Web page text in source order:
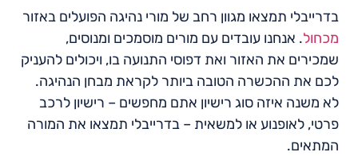
בדרייבלי תמצאו מגוון רחב של מורי נהיגה הפועלים באזור
מכחול. אנחנו עובדים עם מורים מוסמכים ומנוסים,
שמכירים את האזור ואת דפוסי התנועה בו, ויכולים להעניק
לכם את ההכשרה הטובה ביותר לקראת מבחן הנהיגה.
לא משנה איזה סוג רישיון אתם מחפשים – רישיון לרכב
פרטי, לאופנוע או למשאית – בדרייבלי תמצאו את המורה
המתאים.